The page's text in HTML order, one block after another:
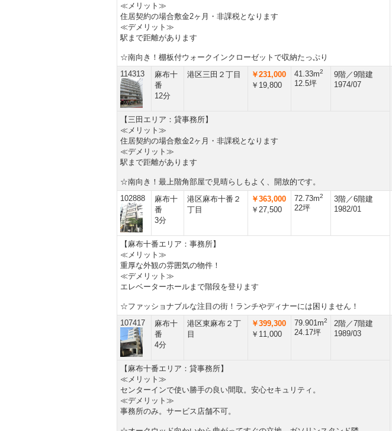
≪メリット≫
住居契約の場合敷金2ヶ月・非課税となります
≪デメリット≫
駅まで距離があります
☆南向き！棚板付ウォークインクローゼットで収納たっぷり
114313
麻布十
番
12分
港区三田２丁目
￥231,000
￥19,800
41.33m2
12.5坪
9階／9階建
1974/07
【三田エリア：貸事務所】
≪メリット≫
住居契約の場合敷金2ヶ月・非課税となります
≪デメリット≫
駅まで距離があります
☆南向き！最上階角部屋で見晴らしもよく、開放的です。
102888
麻布十
番
3分
港区麻布十番２
丁目
￥363,000
￥27,500
72.73m2
22坪
3階／6階建
1982/01
【麻布十番エリア：事務所】
≪メリット≫
重厚な外観の雰囲気の物件！
≪デメリット≫
エレベーターホールまで階段を登ります
☆ファッショナブルな注目の街！ランチやディナーには困りません！
107417
麻布十
番
4分
港区東麻布２丁
目
￥399,300
￥11,000
79.901m2
24.17坪
2階／7階建
1989/03
【麻布十番エリア：貸事務所】
≪メリット≫
センターインで使い勝手の良い間取。安心セキュリティ。
≪デメリット≫
事務所のみ。サービス店舗不可。